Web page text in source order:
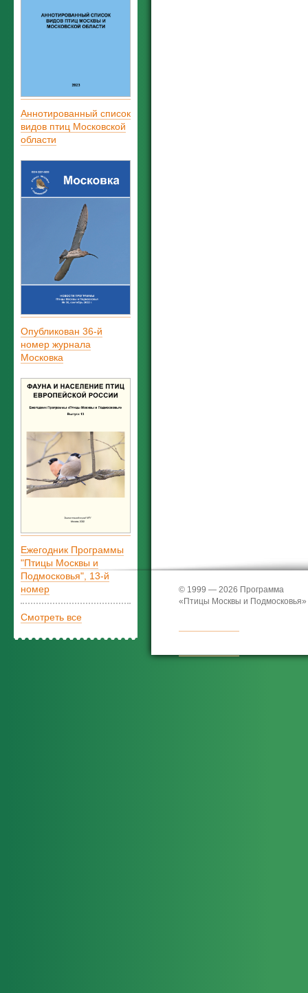
Аннотированный список
видов птиц Московской
области
Опубликован 36-й
номер журнала
Московка
Ежегодник Программы
"Птицы Москвы и
Подмосковья", 13-й
номер
Смотреть все
© 1999 — 2026 Программа
«Птицы Москвы и Подмосковья»